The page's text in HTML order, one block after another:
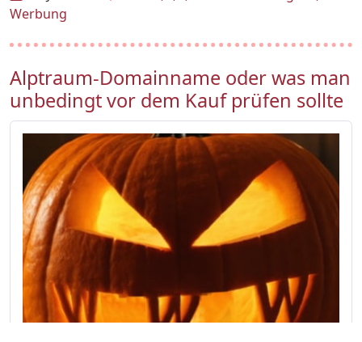
Werbung
Alptraum-Domainname oder was man
unbedingt vor dem Kauf prüfen sollte